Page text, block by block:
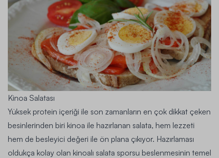
Kinoa Salatası
Yüksek protein içeriği ile son zamanların en çok dikkat çeken
besinlerinden biri kinoa ile hazırlanan salata, hem lezzeti
hem de besleyici değeri ile ön plana çıkıyor. Hazırlaması
oldukça kolay olan kinoalı salata sporsu beslenmesinin temel